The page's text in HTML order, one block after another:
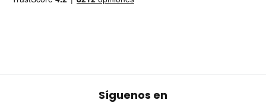
Síguenos en